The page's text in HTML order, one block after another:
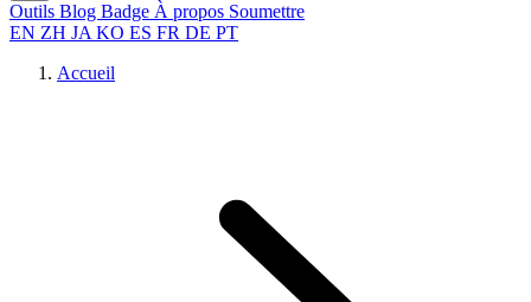
Outils Blog Badge À propos Soumettre
EN ZH JA KO ES FR DE PT
Accueil